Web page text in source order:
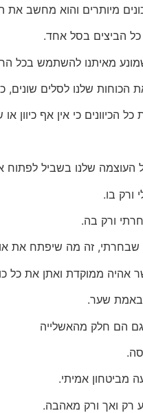
מיותרים והוא מחשב את
הביצים בסל אחד.
מאיתנו להשתמש בכל
שלנו לסלים שונים,
הכיוונים כי אין אף
העוצמה שלנו בשביל
ורק בו.
ורק בה.
שבחרתי, זה מה שיפתח את
אהיה ממוקדת ואתן את כל
באמת שער.
הם חלק מהאשלייה
מביטחון אמיתי.
רק ואך ורק מאהבה.